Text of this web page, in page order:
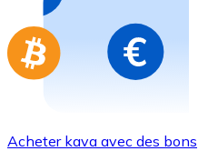
Aller à la boutique de
Acheter kava avec des bons